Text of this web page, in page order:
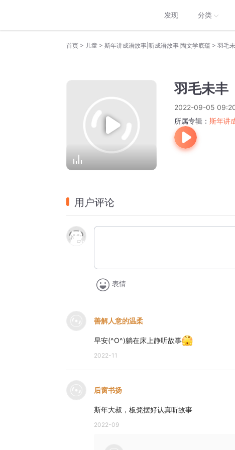
发现 分类
首页 > 儿童 > 斯年讲成语故事|听成语故事 陶文学底蕴 > 羽毛
羽毛未丰
2022-09-05
所属专辑： 斯年讲
用户评论
表情
善解人意的温柔
早安(^O^)躺在床上静听故事
2022-11
后窗书扬
斯年大叔，板凳摆好认真听故事
2022-09